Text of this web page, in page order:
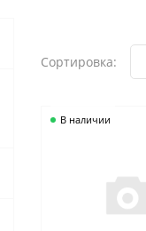
Сортировка:
В наличии